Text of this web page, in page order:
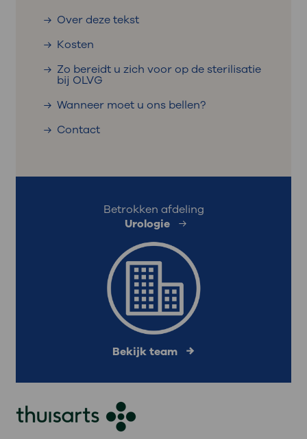
Over deze tekst
Kosten
Zo bereidt u zich voor op de sterilisatie
bij OLVG
Wanneer moet u ons bellen?
Contact
Betrokken afdeling
Urologie
Bekijk team